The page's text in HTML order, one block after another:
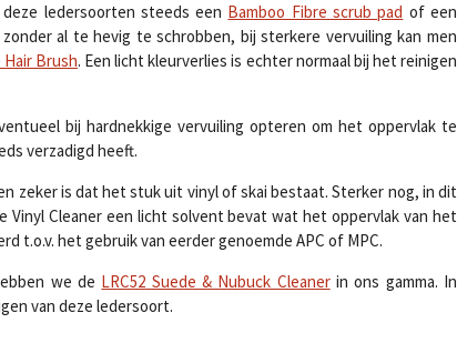
ledersoorten steeds een Bamboo Fibre scrub pad of een
al te hevig te schrobben, bij sterkere vervuiling kan men
Brush. Een licht kleurverlies is echter normaal bij het reinigen
bij hardnekkige vervuiling opteren om het oppervlak te
verzadigd heeft.
zeker is dat het stuk uit vinyl of skai bestaat. Sterker nog, in dit
Vinyl Cleaner een licht solvent bevat wat het oppervlak van het
t.o.v. het gebruik van eerder genoemde APC of MPC.
we de LRC52 Suede & Nubuck Cleanerin ons gamma. In
van deze ledersoort.